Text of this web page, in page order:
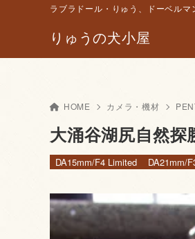
りゅうの犬小屋
ラブラドール・りゅう、ドーベル
HOME カメラ・機材
大涌谷湖尻自然
DA15mm/F4 Limited DA21mm/